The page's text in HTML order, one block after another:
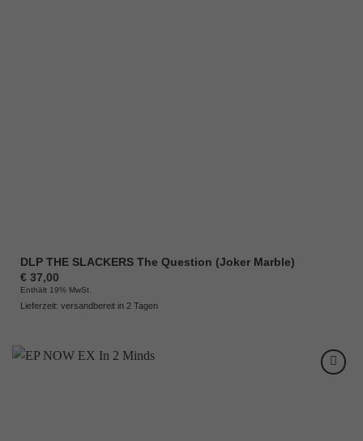
DLP THE SLACKERS The Question (Joker Marble)
€37,00
Enthält 19% MwSt.
Lieferzeit: versandbereit in 2 Tagen